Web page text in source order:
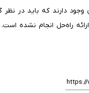
دارند که باید در نظر
راه‌حل انجام نشده است.